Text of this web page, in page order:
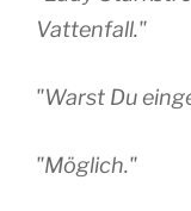
Vattenfall."
"Warst Du
"Möglich."